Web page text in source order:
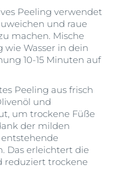
Peeling verwendet
und raue
machen. Mische
wie Wasser in dein
10-15 Minuten auf
Peeling aus frisch
und
um trockene Füße
der milden
Das erleichtert die
reduziert trockene